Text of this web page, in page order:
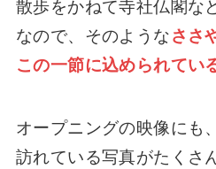
散歩をかねて寺社仏閣な
なので、そのようなささ
この一節に込められてい
オープニングの映像にも
訪れている写真がたくさ